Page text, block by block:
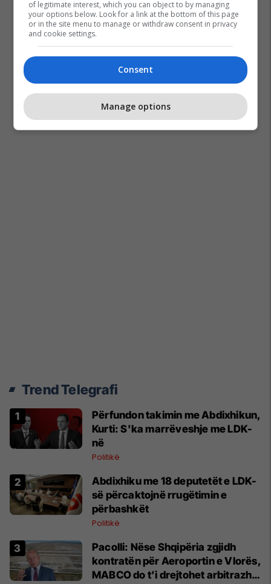
Trend Telegrafi
Përfundon takimin me Abdixhikun,
Kurti: S'ka marrëveshje me LDK-
në
Politikë
Abdixhiku me 18 deputetët e LDK-
së përcaktojnë rrugëtimin e
përbashkët
Politikë
Pacolli: Nëse Shqipëria zgjidh
kontratën për Aeroportin e Vlorës,
MABCO do t’i drejtohet arbitrazhit
of legitimate interest, which you can object to by managing
your options below. Look for a link at the bottom of this page
or in the site menu to manage or withdraw consent in privacy
and cookie settings.
Consent
Manage options